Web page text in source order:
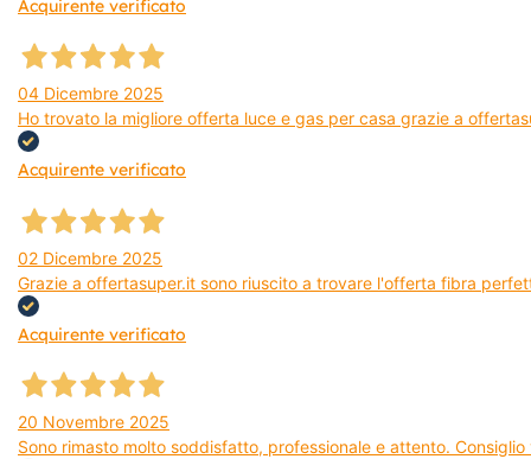
Acquirente verificato
04 Dicembre 2025
Ho trovato la migliore offerta luce e gas per casa grazie a
Acquirente verificato
02 Dicembre 2025
Grazie a offertasuper.it sono riuscito a trovare l'offerta fibra
Acquirente verificato
20 Novembre 2025
Sono rimasto molto soddisfatto, professionale e attento.